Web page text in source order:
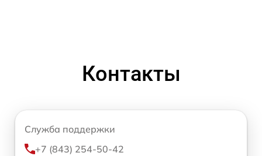
Контакты
Служба поддержки
+7 (843) 254-50-42